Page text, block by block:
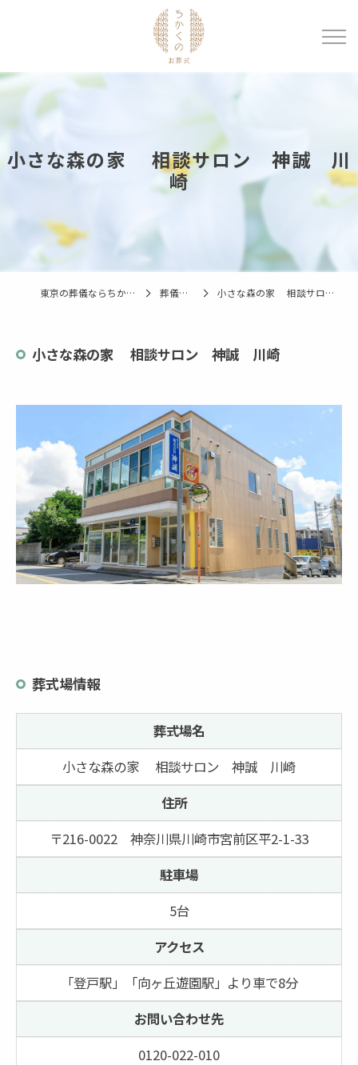
小さな森の家 相談サロン 神誠 川
崎
東京の葬儀ならちかくのお葬式 葬儀場一覧 小さな森の家 相談サロン 神誠 川崎
小さな森の家 相談サロン 神誠 川崎
葬式場情報
葬式場名
小さな森の家 相談サロン 神誠 川崎
住所
〒216-0022 神奈川県川崎市宮前区平2-1-33
駐車場
5台
アクセス
「登戸駅」「向ヶ丘遊園駅」より車で8分
お問い合わせ先
0120-022-010